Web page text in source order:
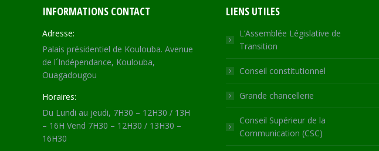
INFORMATIONS CONTACT
Adresse:
Palais présidentiel de Koulouba. Avenue
de l´Indépendance, Koulouba,
Ouagadougou
Horaires:
Du Lundi au jeudi, 7H30 – 12H30 / 13H
– 16H Vend 7H30 – 12H30 / 13H30 –
16H30
LIENS UTILES
L’Assemblée Législative de
Transition
Conseil constitutionnel
Grande chancellerie
Conseil Supérieur de la
Communication (CSC)